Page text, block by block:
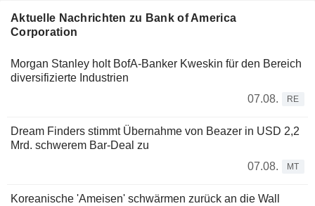
Aktuelle Nachrichten zu Bank of America
Corporation
Morgan Stanley holt BofA-Banker Kweskin für den Bereich
diversifizierte Industrien
07.08.
RE
Dream Finders stimmt Übernahme von Beazer in USD 2,2
Mrd. schwerem Bar-Deal zu
07.08.
MT
Koreanische 'Ameisen' schwärmen zurück an die Wall